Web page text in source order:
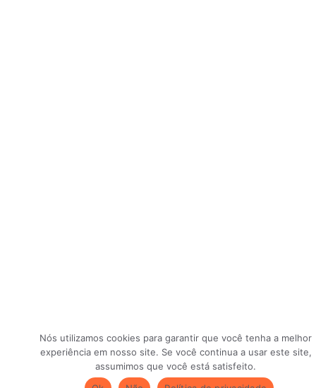
Nós utilizamos cookies para garantir que você tenha a melhor
experiência em nosso site. Se você continua a usar este site,
assumimos que você está satisfeito.